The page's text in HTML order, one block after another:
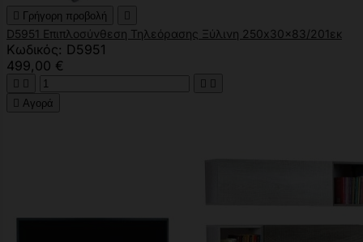
 Γρήγορη προβολή 
D5951 Επιπλοσύνθεση Τηλεόρασης Ξύλινη 250x30x83/201εκ
Κωδικός: D5951
499,00 €
   
 Αγορά